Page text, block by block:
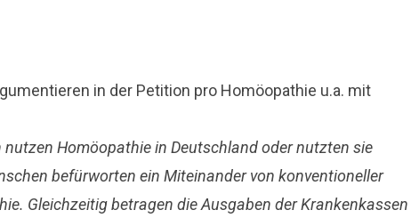
in der Petition pro Homöopathie u.a. mit
Homöopathie in Deutschland oder nutzten sie
befürworten ein Miteinander von konventioneller
Gleichzeitig betragen die Ausgaben der Krankenkassen